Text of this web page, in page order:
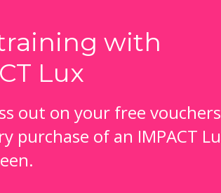
with
Lux
out on your free vouchers
purchase of an IMPACT